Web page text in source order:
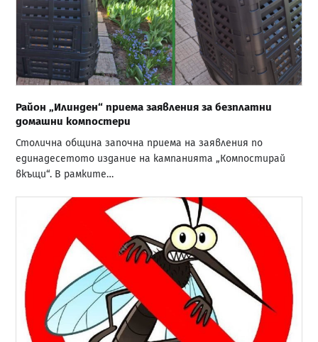
Район „Илинден“ приема заявления за безплатни
домашни компостери
Столична община започна приема на заявления по
единадесетото издание на кампанията „Компостирай
вкъщи“. В рамките…